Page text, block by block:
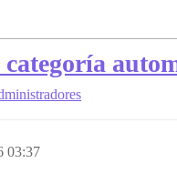
categoría
03:37